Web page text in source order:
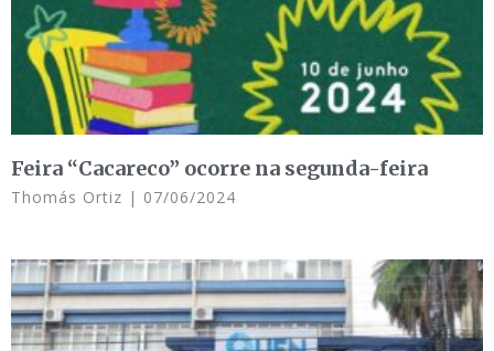
Feira “Cacareco” ocorre na segunda-feira
Thomás Ortiz 07/06/2024